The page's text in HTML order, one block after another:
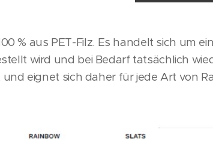
% aus PET-Filz. Es handelt sich um
wird und bei Bedarf tatsächlich
eignet sich daher für jede Art von